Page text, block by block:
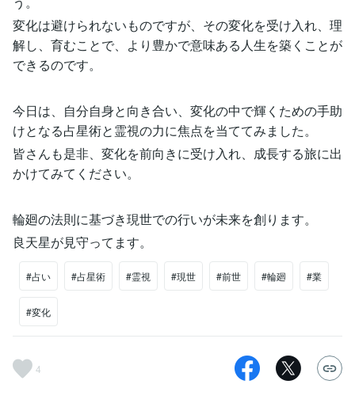
変化は避けられないものですが、その変化を受け入れ、理
解し、育むことで、より豊かで意味ある人生を築くことが
できるのです。
今日は、自分自身と向き合い、変化の中で輝くための手助
けとなる占星術と霊視の力に焦点を当ててみました。
皆さんも是非、変化を前向きに受け入れ、成長する旅に出
かけてみてください。
輪廻の法則に基づき現世での行いが未来を創ります。
良天星が見守ってます。
#占い #占星術 #霊視 #現世 #前世 #輪廻 #業
#変化
4